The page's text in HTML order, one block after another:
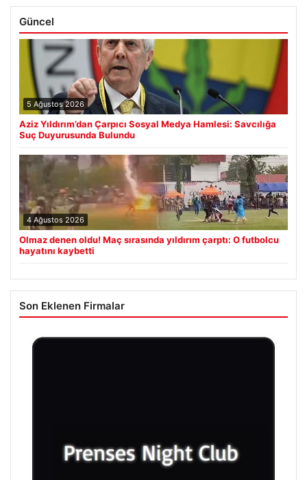
Güncel
5 Ağustos 2026
Aziz Yıldırım’dan Çarpıcı Sosyal Medya Hamlesi: Savcılığa
Suç Duyurusunda Bulundu
4 Ağustos 2026
Olmaz denen oldu! Maç sırasında yıldırım çarptı: O futbolcu
hayatını kaybetti
Son Eklenen Firmalar